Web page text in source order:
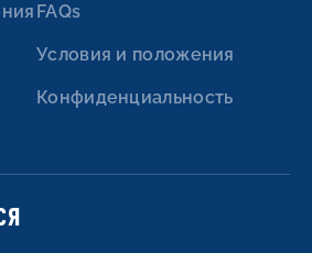
FAQs
Условия и положения
Конфиденциальность